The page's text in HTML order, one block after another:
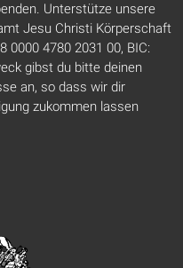
Unterstütze unsere
Jesu Christi Körperschaft
0000 4780 2031 00, BIC:
gibst du bitte deinen
an, so dass wir dir
zukommen lassen